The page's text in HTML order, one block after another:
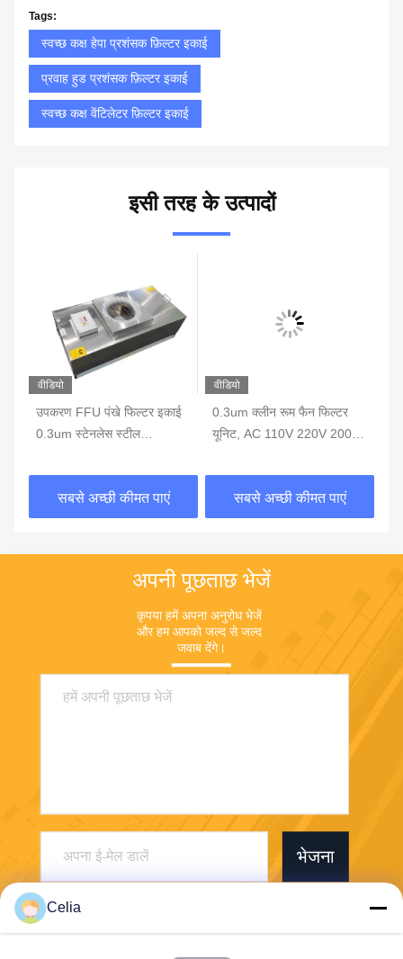
Tags:
स्वच्छ कक्ष हेपा प्रशंसक फ़िल्टर इकाई
प्रवाह हुड प्रशंसक फ़िल्टर इकाई
स्वच्छ कक्ष वेंटिलेटर फ़िल्टर इकाई
इसी तरह के उत्पादों
वीडियो
उपकरण FFU पंखे फिल्टर इकाई
0.3um स्टेनलेस स्टील
सबसे अच्छी कीमत पाएं
वीडियो
0.3um क्लीन रूम फैन फिल्टर
यूनिट, AC 110V 220V 200W
सबसे अच्छी कीमत पाएं
अपनी पूछताछ भेजें
कृपया हमें अपना अनुरोध भेजें
और हम आपको जल्द से जल्द
जवाब देंगे।
भेजना
Celia